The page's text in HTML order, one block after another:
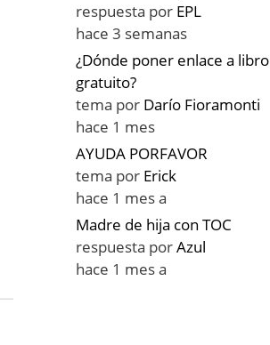
respuesta por EPL
hace 3 semanas
¿Dónde poner enlace a libro
gratuito?
tema por Darío Fioramonti
hace 1 mes
AYUDA PORFAVOR
tema por Erick
hace 1 mes a
Madre de hija con TOC
respuesta porAzul
hace 1 mes a